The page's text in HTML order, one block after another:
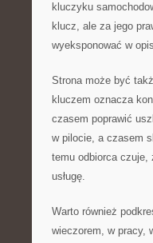
kluczyku
klucz, ale za jego
wyeksponować w
Strona może być
kluczem oznacza
czasem poprawić
w pilocie, a czasem
temu odbiorca czuje,
usługę.
Warto również
wieczorem, w pracy,